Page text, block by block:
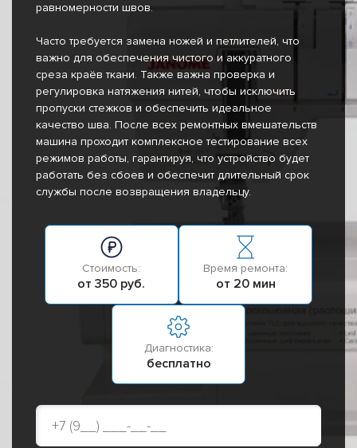
равномерности швов.
Часто требуется замена ножей и петлителей, что
важно для обеспечения чистого и аккуратного
среза краёв ткани. Также важна проверка и
регулировка натяжения нитей, чтобы исключить
пропуски стежков и обеспечить идеальное
качество шва. После всех ремонтных вмешательств
машина проходит комплексное тестирование всех
режимов работы, гарантируя, что устройство будет
работать без сбоев и обеспечит длительный срок
службы после возвращения владельцу.
Стоимость:
от 350 руб.
Время ремонта:
от 20 мин
Диагностика:
бесплатно